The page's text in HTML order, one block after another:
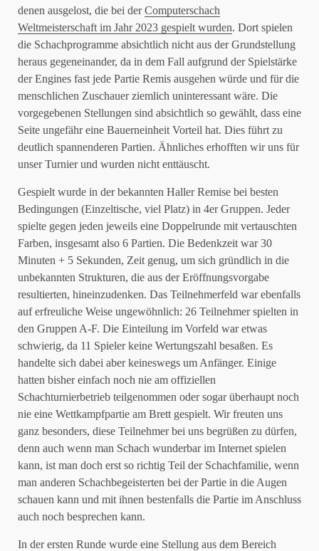
denen ausgelost, die bei derComputerschach
Weltmeisterschaft im Jahr 2023 gespielt wurden. Dort spielen
die Schachprogramme absichtlich nicht aus der Grundstellung
heraus gegeneinander, da in dem Fall aufgrund der Spielstärke
der Engines fast jede Partie Remis ausgehen würde und für die
menschlichen Zuschauer ziemlich uninteressant wäre. Die
vorgegebenen Stellungen sind absichtlich so gewählt, dass eine
Seite ungefähr eine Bauerneinheit Vorteil hat. Dies führt zu
deutlich spannenderen Partien. Ähnliches erhofften wir uns für
unser Turnier und wurden nicht enttäuscht.
Gespielt wurde in der bekannten Haller Remise bei besten
Bedingungen (Einzeltische, viel Platz) in 4er Gruppen. Jeder
spielte gegen jeden jeweils eine Doppelrunde mit vertauschten
Farben, insgesamt also 6 Partien. Die Bedenkzeit war 30
Minuten + 5 Sekunden, Zeit genug, um sich gründlich in die
unbekannten Strukturen, die aus der Eröffnungsvorgabe
resultierten, hineinzudenken. Das Teilnehmerfeld war ebenfalls
auf erfreuliche Weise ungewöhnlich: 26 Teilnehmer spielten in
den Gruppen A-F. Die Einteilung im Vorfeld war etwas
schwierig, da 11 Spieler keine Wertungszahl besaßen. Es
handelte sich dabei aber keineswegs um Anfänger. Einige
hatten bisher einfach noch nie am offiziellen
Schachturnierbetrieb teilgenommen oder sogar überhaupt noch
nie eine Wettkampfpartie am Brett gespielt. Wir freuten uns
ganz besonders, diese Teilnehmer bei uns begrüßen zu dürfen,
denn auch wenn man Schach wunderbar im Internet spielen
kann, ist man doch erst so richtig Teil der Schachfamilie, wenn
man anderen Schachbegeisterten bei der Partie in die Augen
schauen kann und mit ihnen bestenfalls die Partie im Anschluss
auch noch besprechen kann.
In der ersten Runde wurde eine Stellung aus dem Bereich